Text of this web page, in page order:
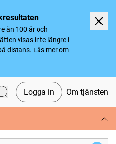
än 100 år och
visas inte längre i
distans. Läs mer om
Logga in Om tjänsten